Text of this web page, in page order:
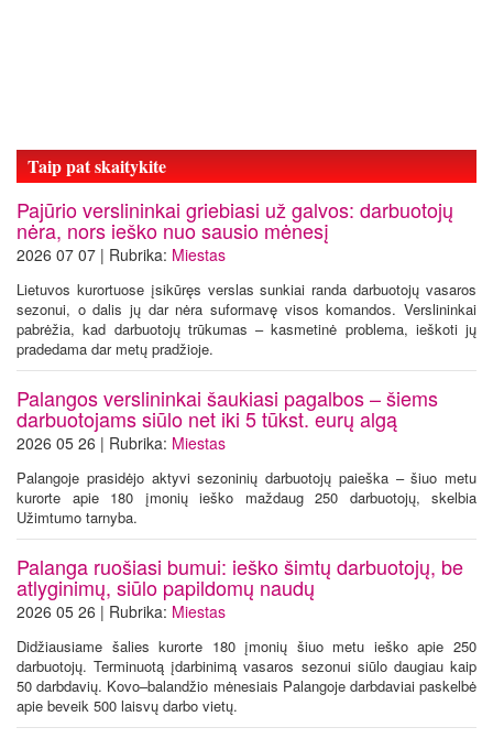
Taip pat skaitykite
Pajūrio verslininkai griebiasi už galvos: darbuotojų
nėra, nors ieško nuo sausio mėnesį
2026 07 07 | Rubrika: Miestas
Lietuvos kurortuose įsikūręs verslas sunkiai randa darbuotojų vasaros
sezonui, o dalis jų dar nėra suformavę visos komandos. Verslininkai
pabrėžia, kad darbuotojų trūkumas – kasmetinė problema, ieškoti jų
pradedama dar metų pradžioje.
Palangos verslininkai šaukiasi pagalbos – šiems
darbuotojams siūlo net iki 5 tūkst. eurų algą
2026 05 26 | Rubrika: Miestas
Palangoje prasidėjo aktyvi sezoninių darbuotojų paieška – šiuo metu
kurorte apie 180 įmonių ieško maždaug 250 darbuotojų, skelbia
Užimtumo tarnyba.
Palanga ruošiasi bumui: ieško šimtų darbuotojų, be
atlyginimų, siūlo papildomų naudų
2026 05 26 | Rubrika: Miestas
Didžiausiame šalies kurorte 180 įmonių šiuo metu ieško apie 250
darbuotojų. Terminuotą įdarbinimą vasaros sezonui siūlo daugiau kaip
50 darbdavių. Kovo–balandžio mėnesiais Palangoje darbdaviai paskelbė
apie beveik 500 laisvų darbo vietų.